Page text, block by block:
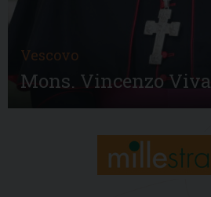
Vescovo
Mons. Vincenzo Viva